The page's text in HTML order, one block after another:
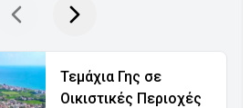
Τεμάχια Γης σε
Οικιστικές Περιοχές